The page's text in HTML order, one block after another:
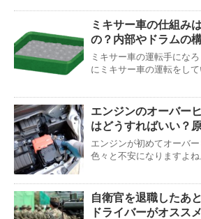
ミキサー車の仕組み
の？内部やドラムの
ミキサー車の運転手にな
にミキサー車の運転をして
エンジンのオーバー
はどうすればいい？
エンジンが初めてオーバー
色々と不安になりますよね
自衛官を退職したあ
ドライバーがオスス